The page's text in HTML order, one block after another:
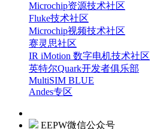
Microchip资源技术社区
Fluke技术社区
Microchip视频技术社区
赛灵思社区
IR iMotion 数字电机技术社区
英特尔Quark开发者俱乐部
MultiSIM BLUE
Andes专区
EEPW微信公众号